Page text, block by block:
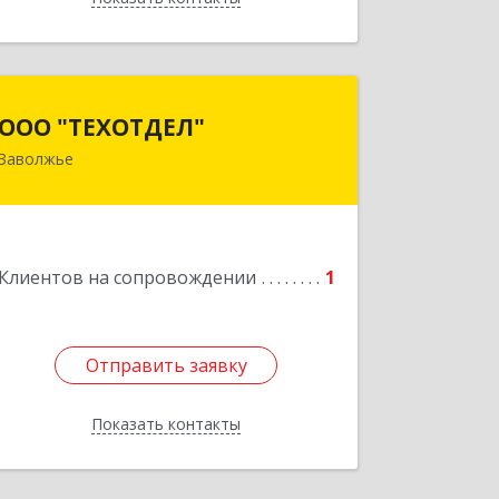
ООО "ТЕХОТДЕЛ"
Клиентов на сопровождении 1
Отправить заявку
Показать контакты
Отправить заявку
Назад